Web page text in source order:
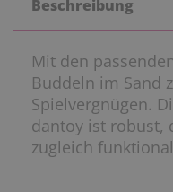
Beschreibung
Mit den
Buddeln im Sand
Spielvergnügen.
dantoy ist robust,
zugleich